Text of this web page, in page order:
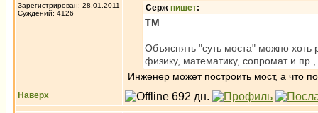
Зарегистрирован: 28.01.2011
Суждений: 4126
Серж пишет:
ТМ
Объяснять "суть моста" можно
физику, математику, сопромат и пр.,
Инженер может построить мост, а что
Наверх